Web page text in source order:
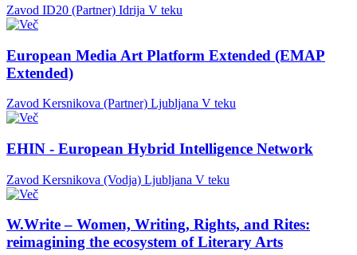
Zavod ID20 (Partner) Idrija V teku
European Media Art Platform Extended (EMAP
Extended)
Zavod Kersnikova (Partner) Ljubljana V teku
EHIN - European Hybrid Intelligence Network
Zavod Kersnikova (Vodja) Ljubljana V teku
W.Write – Women, Writing, Rights, and Rites:
reimagining the ecosystem of Literary Arts